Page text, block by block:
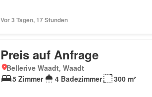
Vor 3 Tagen, 17 Stunden
Preis auf Anfrage
Bellerive Waadt, Waadt
5 Zimmer
4 Badezimmer 300 m²